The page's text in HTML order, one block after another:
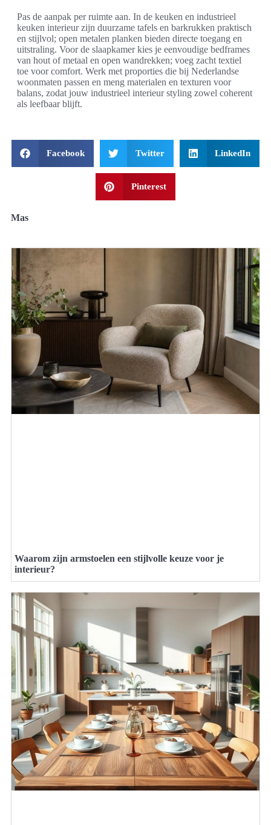
Pas de aanpak per ruimte aan. In de keuken en industrieel
keuken interieur zijn duurzame tafels en barkrukken praktisch
en stijlvol; open metalen planken bieden directe toegang en
uitstraling. Voor de slaapkamer kies je eenvoudige bedframes
van hout of metaal en open wandrekken; voeg zacht textiel
toe voor comfort. Werk met proporties die bij Nederlandse
woonmaten passen en meng materialen en texturen voor
balans, zodat jouw industrieel interieur styling zowel coherent
als leefbaar blijft.
Facebook Twitter LinkedIn
Pinterest
Mas
Waarom zijn armstoelen een stijlvolle keuze voor je
interieur?